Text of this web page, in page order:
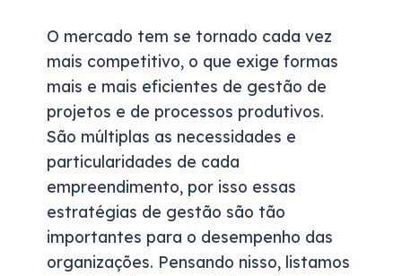
O mercado tem se tornado cada vez
mais competitivo, o que exige formas
mais e mais eficientes de gestão de
projetos e de processos produtivos.
São múltiplas as necessidades e
particularidades de cada
empreendimento, por isso essas
estratégias de gestão são tão
importantes para o desempenho das
organizações. Pensando nisso, listamos